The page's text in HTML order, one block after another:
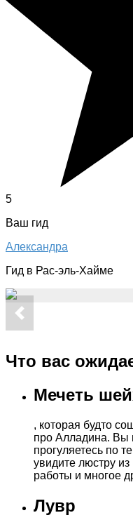
5
Ваш гид
Александра
Гид в Рас-эль-Хайме
Что вас
Мечеть
, которая будто
про Алладина. Вы
прогуляетесь по
увидите люстру
работы и многое
Лувр